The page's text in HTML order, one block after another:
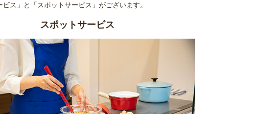
ビス」と「スポットサービス」がございます。
スポットサービス